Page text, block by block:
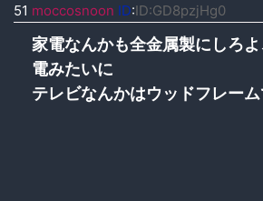
51 moccosnoon ID:ID:GD8pzjHg0
家電なんかも全金属製にしろ
電みたいに
テレビなんかはウッドフレー